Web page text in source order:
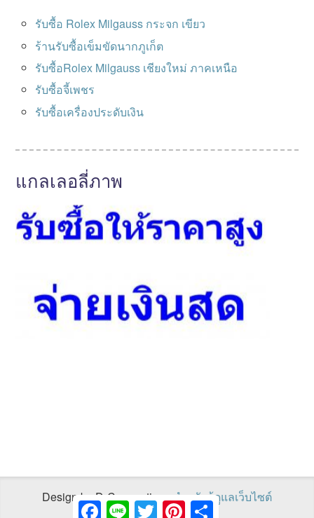
Facebook
Line Twitter PinterestShare
รับซื้อ Rolex Milgauss กระจก เขียว
ร้านรับซื้อเข็มขัดนากภูเก็ต
รับซื้อRolex Milgauss เชียงใหม่ ภาคเหนือ
รับซื้อจี้เพชร
รับซื้อเครื่องประดับเงิน
แกลเลอลี่ภาพ
Design by D-Connectionsสำหรับผู้ดูแลเว็บไซต์